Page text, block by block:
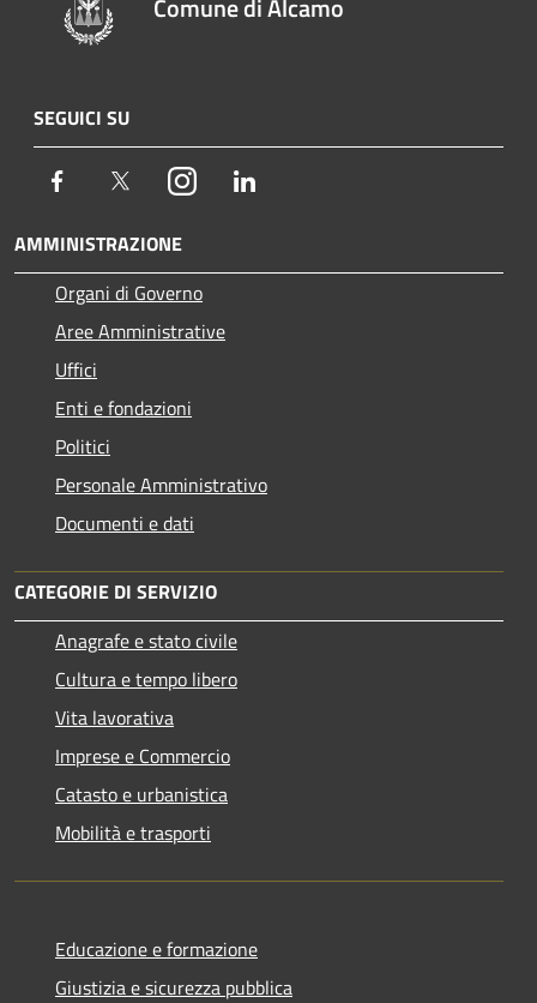
SEGUICI SU
Facebook TwitterInstagram
AMMINISTRAZIONE
Organi di Governo
Aree Amministrative
Uffici
Enti e fondazioni
Politici
Personale Amministrativo
Documenti e dati
CATEGORIE DI SERVIZIO
Anagrafe e stato civile
Cultura e tempo libero
Vita lavorativa
Imprese e Commercio
Catasto e urbanistica
Mobilità e trasporti
Educazione e formazione
Giustizia e sicurezza pubblica